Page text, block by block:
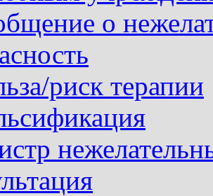
о
риск терапии